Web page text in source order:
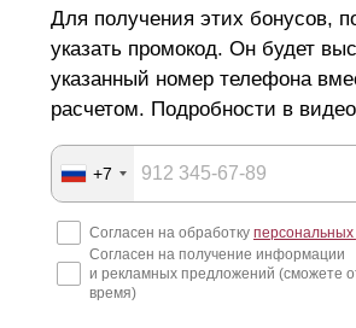
Для получения этих бонусов,
указать промокод. Он будет
указанный номер телефона
расчетом. Подробности в
+7
Согласен на обработку
Согласен на получение информации
и рекламных предложений (сможете
время)